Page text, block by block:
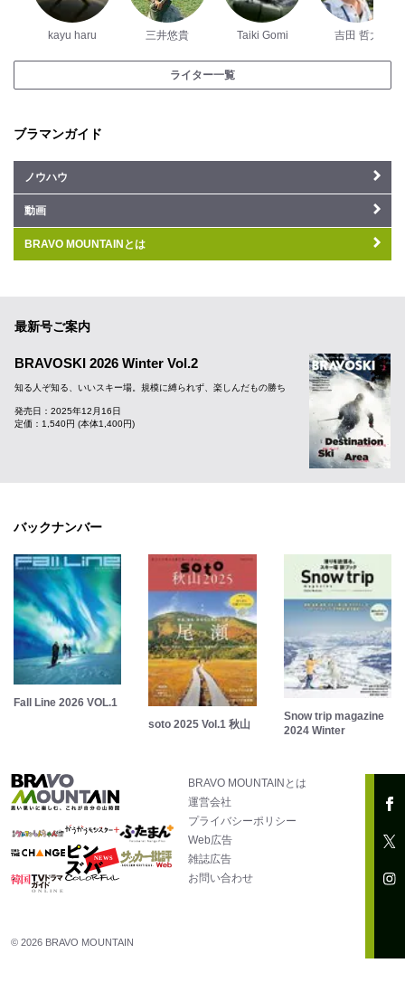
kayu haru 三井悠貴 Taiki Gomi 吉田 哲大
ライター一覧
ブラマンガイド
ノウハウ
動画
BRAVO MOUNTAINとは
最新号ご案内
BRAVOSKI 2026 Winter Vol.2
知る人ぞ知る、いいスキー場。規模に縛られず、楽しんだもの勝ち
発売日：2025年12月16日
定価：1,540円 (本体1,400円)
バックナンバー
Fall Line 2026 VOL.1
soto 2025 Vol.1 秋山
Snow trip magazine
2024 Winter
BRAVO MOUNTAINとは
運営会社
プライバシーポリシー
Web広告
雑誌広告
お問い合わせ
© 2026 BRAVO MOUNTAIN